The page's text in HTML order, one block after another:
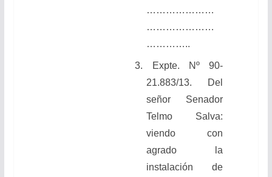
…………………
…………………
…………..
3.
Expte. Nº 90-
21.883/13. Del
señor Senador
Telmo Salva:
viendo con
agrado la
instalación de